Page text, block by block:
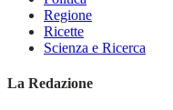
Regione
Ricette
Scienza e Ricerca
La Redazione